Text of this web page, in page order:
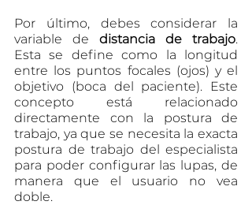
Por último, debes considerar la
variable de distancia de trabajo.
Esta se define como la longitud
entre los puntos focales (ojos) y el
objetivo (boca del paciente). Este
concepto está relacionado
directamente con la postura de
trabajo, ya que se necesita la exacta
postura de trabajo del especialista
para poder configurar las lupas, de
manera que el usuario no vea
doble.